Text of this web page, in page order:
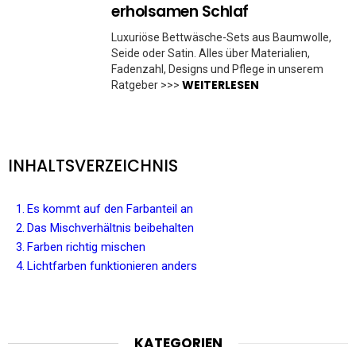
erholsamen Schlaf
Luxuriöse Bettwäsche-Sets aus Baumwolle,
Seide oder Satin. Alles über Materialien,
Fadenzahl, Designs und Pflege in unserem
Ratgeber >>> WEITERLESEN
INHALTSVERZEICHNIS
Es kommt auf den Farbanteil an
Das Mischverhältnis beibehalten
Farben richtig mischen
Lichtfarben funktionieren anders
KATEGORIEN